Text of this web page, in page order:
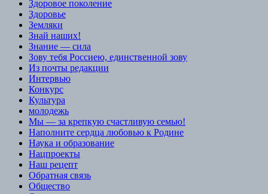
Здоровое поколение
Здоровье
Земляки
Знай наших!
Знание — сила
Зову тебя Россиею, единственной зову
Из почты редакции
Интервью
Конкурс
Культура
молодежь
Мы — за крепкую счастливую семью!
Наполните сердца любовью к Родине
Наука и образование
Нацпроекты
Наш рецепт
Обратная связь
Общество